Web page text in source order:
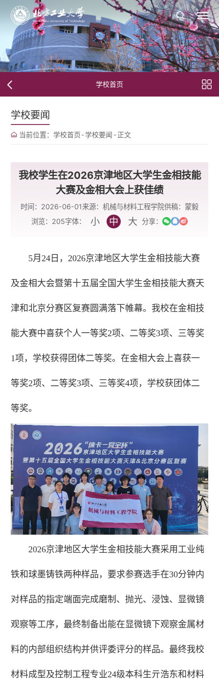
学校首页
学校要闻
当前位置： 学校首页-学校要闻 -正文
我校学生在2026京津地区大学生金相技能
大赛及金相大会上获佳绩
时间：2026-06-01来源：机械与材料工程学院供稿：蒙毅
浏览： 205字体： 小 中 大 分享：
5月24日，2026京津地区大学生金相技能大赛
及金相大会暨第十五届全国大学生金相技能大赛天
津和北京分赛区复赛圆满落下帷幕。我校在金相技
能大赛中喜获个人一等奖2项、二等奖3项、三等奖
1项，学校获得团体二等奖。在金相大会上喜获一
等奖2项、二等奖3项、三等奖4项，学校获团体二
等奖。
2026京津地区大学生金相技能大赛采用工业纯
铁和球墨铸铁两种样品，要求参赛选手在30分钟内
对样品的指定端面完成磨制、抛光、浸蚀、显微镜
观察等工序，最终制备出能在显微镜下观察金属材
料的内部组织结构并供评委评分的样品。最终我校
材料成型及控制工程专业24级本科生亓浩东和材料